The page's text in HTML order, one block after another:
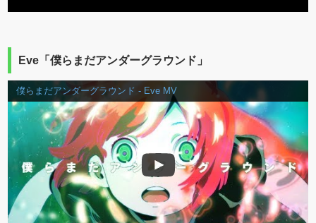
Eve「僕らまだアンダーグラウンド」
僕らまだアンダーグラウンド - Eve MV